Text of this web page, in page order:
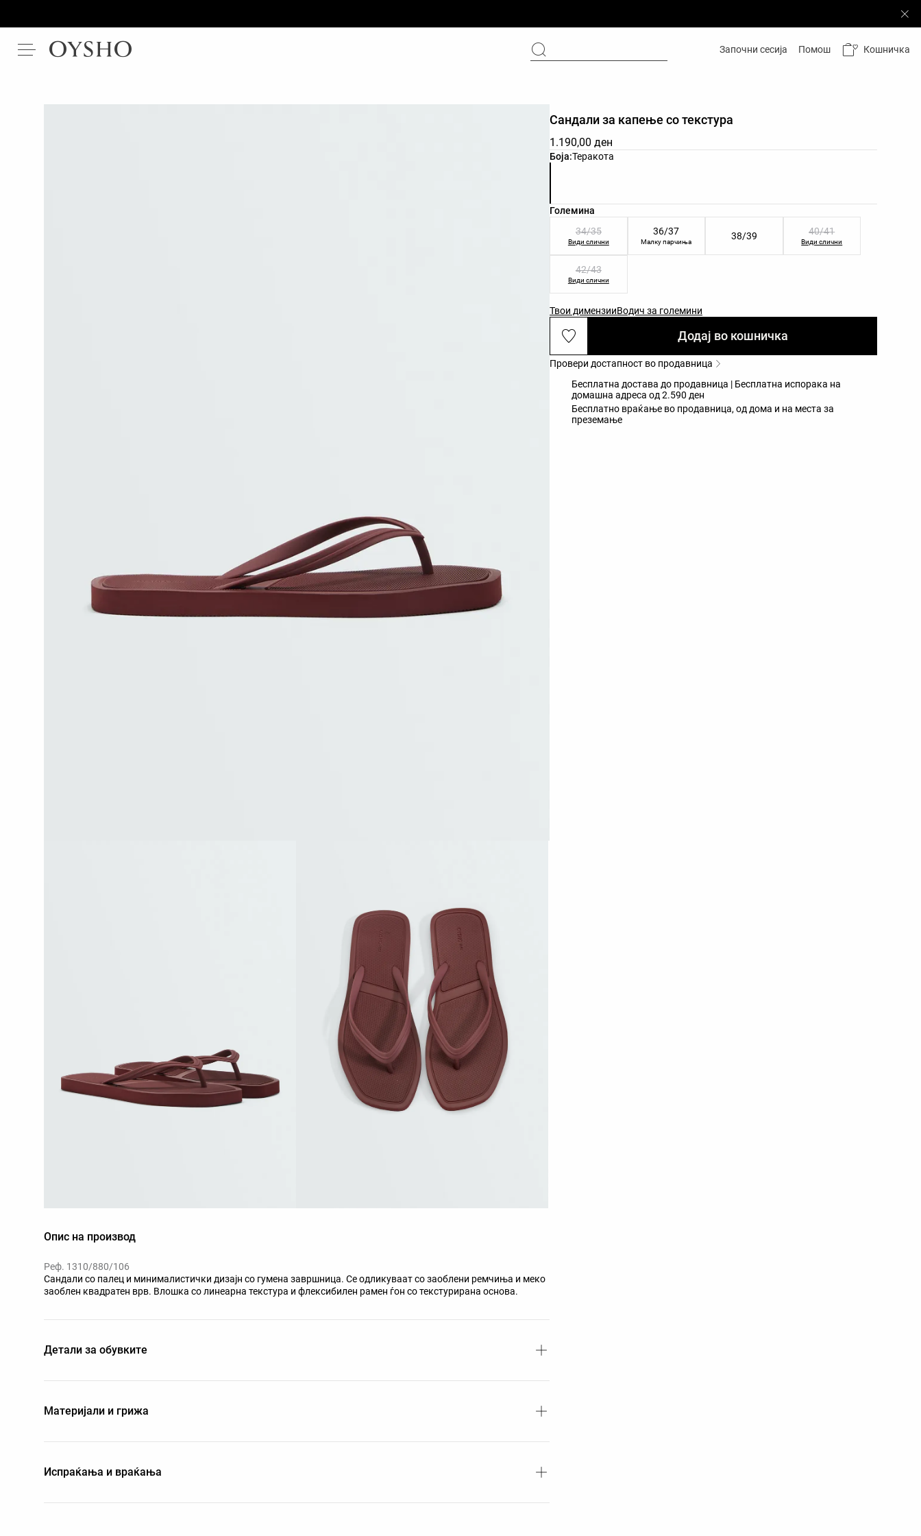
Започни сесија Помош Кошничка
Опис на производ
Реф. 1310/880/106
Сандали со палец и минималистички дизајн со гумена завршница. Се одликуваат со заоблени ремчиња и меко
заоблен квадратен врв. Влошка со линеарна текстура и флексибилен рамен ѓон со текстурирана основа.
Детали за обувките
Материјали и грижа
Испраќања и враќања
Боја:Теракота
Листа на бои на производот
Сандали за капење со текстура
1.190,00 ден
Големина
Листа на величини на производот
34/35
Види слични
36/37
Малку парчиња
38/39 40/41
Види слични
42/43
Види слични
Твои димензииВодич за големини
Додај во кошничка
Провери достапност во продавница
Бесплатна достава до продавница | Бесплатна испорака на
домашна адреса од 2.590 ден
Бесплатно враќање во продавница, од дома и на места за
преземање